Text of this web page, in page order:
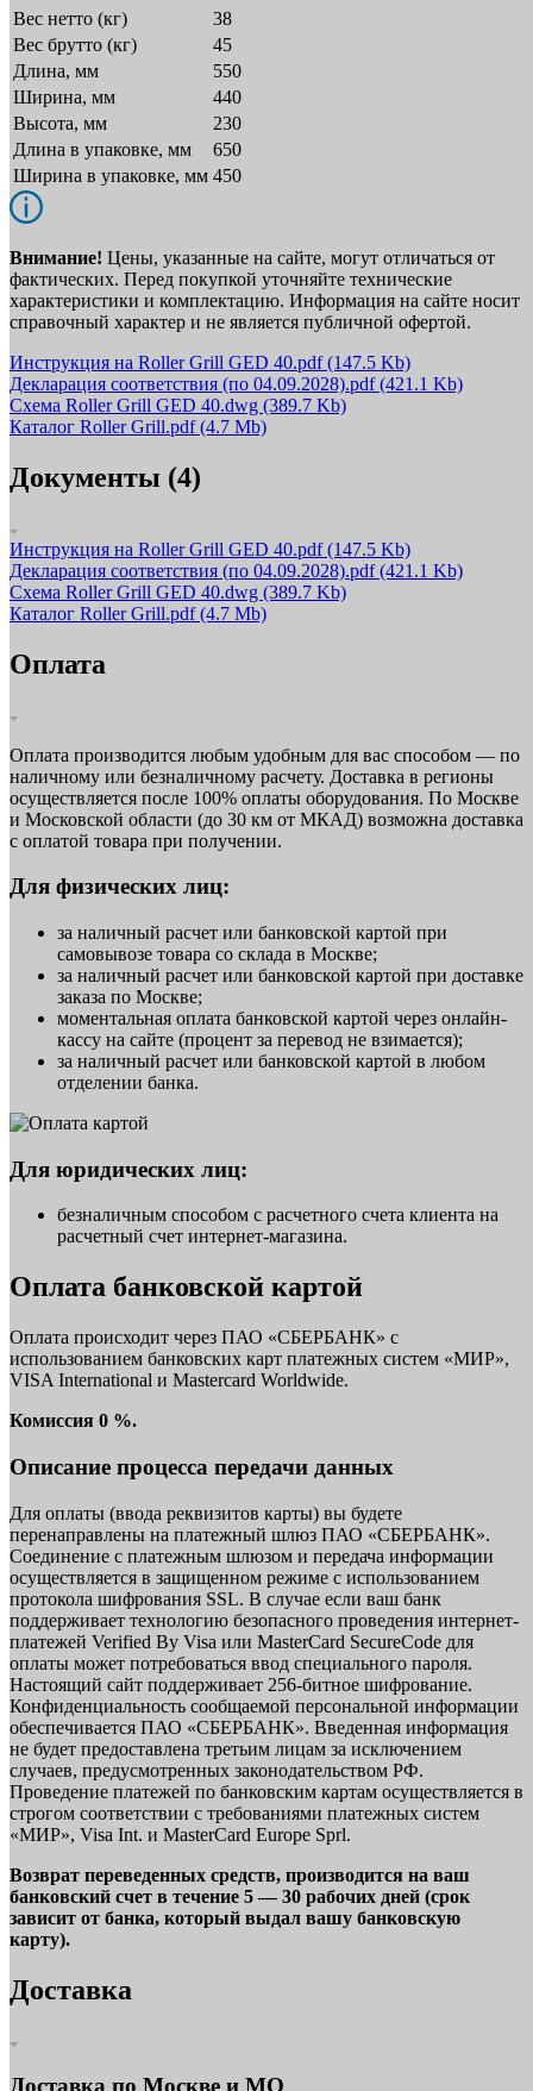
Вес нетто (кг)
38
Вес брутто (кг)
45
Длина, мм
550
Ширина, мм
440
Высота, мм
230
Длина в упаковке, мм
650
Ширина в упаковке, мм 450
Внимание! Цены, указанные на сайте, могут отличаться от
фактических. Перед покупкой уточняйте технические
характеристики и комплектацию. Информация на сайте носит
справочный характер и не является публичной офертой.
Инструкция на Roller Grill GED 40.pdf(147.5 Kb)
Декларация соответствия (по 04.09.2028).pdf(421.1 Kb)
Схема Roller Grill GED 40.dwg (389.7 Kb)
Каталог Roller Grill.pdf(4.7 Mb)
Документы (4)
Инструкция на Roller Grill GED 40.pdf(147.5 Kb)
Декларация соответствия (по 04.09.2028).pdf(421.1 Kb)
Схема Roller Grill GED 40.dwg (389.7 Kb)
Каталог Roller Grill.pdf(4.7 Mb)
Оплата
Оплата производится любым удобным для вас способом — по
наличному или безналичному расчету. Доставка в регионы
осуществляется после 100% оплаты оборудования. По Москве
и Московской области (до 30 км от МКАД) возможна доставка
с оплатой товара при получении.
Для физических лиц:
за наличный расчет или банковской картой при
самовывозе товара со склада в Москве;
за наличный расчет или банковской картой при доставке
заказа по Москве;
моментальная оплата банковской картой через онлайн-
кассу на сайте (процент за перевод не взимается);
за наличный расчет или банковской картой в любом
отделении банка.
Для юридических лиц:
безналичным способом с расчетного счета клиента на
расчетный счет интернет-магазина.
Оплата банковской картой
Оплата происходит через ПАО «СБЕРБАНК» с
использованием банковских карт платежных систем «МИР»,
VISA International и Mastercard Worldwide.
Комиссия 0 %.
Описание процесса передачи данных
Для оплаты (ввода реквизитов карты) вы будете
перенаправлены на платежный шлюз ПАО «СБЕРБАНК».
Соединение с платежным шлюзом и передача информации
осуществляется в защищенном режиме с использованием
протокола шифрования SSL. В случае если ваш банк
поддерживает технологию безопасного проведения интернет-
платежей Verified By Visa или MasterCard SecureCode для
оплаты может потребоваться ввод специального пароля.
Настоящий сайт поддерживает 256-битное шифрование.
Конфиденциальность сообщаемой персональной информации
обеспечивается ПАО «СБЕРБАНК». Введенная информация
не будет предоставлена третьим лицам за исключением
случаев, предусмотренных законодательством РФ.
Проведение платежей по банковским картам осуществляется в
строгом соответствии с требованиями платежных систем
«МИР», Visa Int. и MasterCard Europe Sprl.
Возврат переведенных средств, производится на ваш
банковский счет в течение 5 — 30 рабочих дней (срок
зависит от банка, который выдал вашу банковскую
карту).
Доставка
Доставка по Москве и МО